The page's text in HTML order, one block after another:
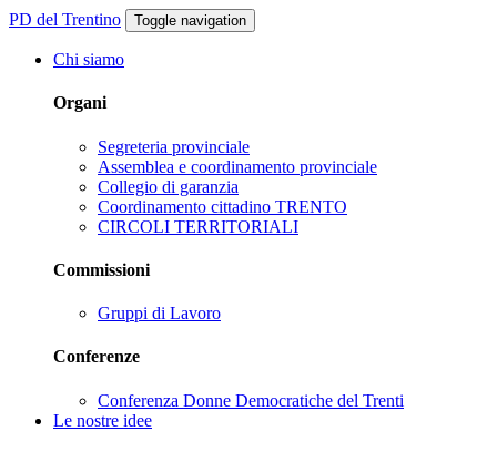
PD del Trentino Toggle navigation
Chi siamo
Organi
Segreteria provinciale
Assemblea e coordinamento provinciale
Collegio di garanzia
Coordinamento cittadino TRENTO
CIRCOLI TERRITORIALI
Commissioni
Gruppi di Lavoro
Conferenze
Conferenza Donne Democratiche del Trenti
Le nostre idee